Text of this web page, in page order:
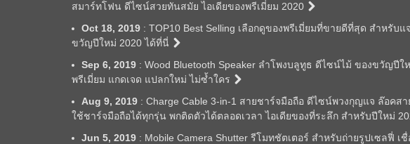
สมาร์ทโฟน ดีไซน์สวยทันสมัย ไอเดียของพรีเมี่ยม 2020
Oct 18, 2019 : TOP10 Best Selling เลือกดูของพรีเมี่ยมที่ขายดีที่สุด สำหรับแ
ขวัญปีใหม่ 2020 ได้ที่นี่
Sep 6, 2019 : Wood Bluetooth Speaker ลำโพงบลูทูธ ดีไซน์ไม้ ของขวัญปีใ
พรีเมี่ยม แกดเจด แปลกใหม่ ไม่ซ้ำใคร
Aug 9, 2019 : Charge Cable 3-in-1 สายชาร์จมือถือ ดีไซน์พวงกุญแจ ล๊อคส
ใช้ชาร์จมือถือได้ทุกรุ่น พกติดตัวได้ตลอดเวลา ไอเดียของที่ระลึก สำหรับปีใหม่
Jun 5, 2019 : Mobile Camera Shutter รีโมทชัตเตอร์ สำหรับถ่ายรูปเซลฟี่ เ